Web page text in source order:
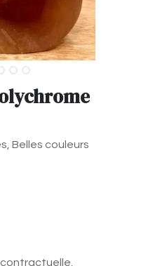
Belles couleurs